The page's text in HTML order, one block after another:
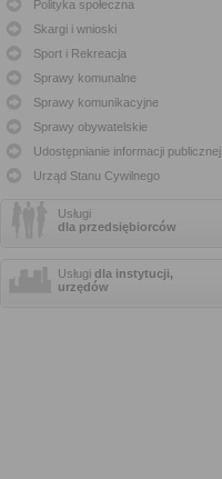
Polityka społeczna
Skargi i wnioski
Sport i Rekreacja
Sprawy komunalne
Sprawy komunikacyjne
Sprawy obywatelskie
Udostępnianie informacji publicznej
Urząd Stanu Cywilnego
Usługi
dla przedsiębiorców
Usługi dla instytucji,
urzędów